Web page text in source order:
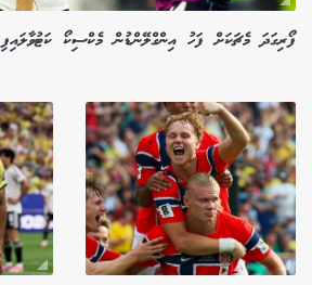
ފޯރިގަދަ މެޗަކަށް ފަހު އިންގްލޭންޑުން މެކްސިކޯ ކަޓުވާލައިފި